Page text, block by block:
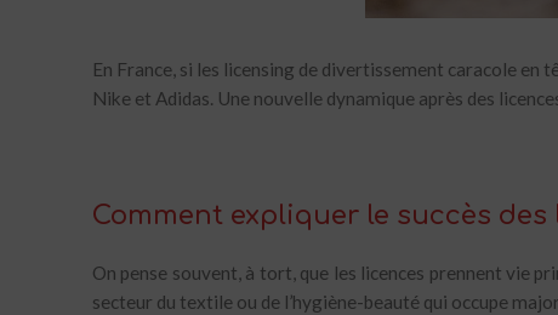
En France, si les licensing de divertissement caracole en
Nike et Adidas. Une nouvelle dynamique après des
Comment expliquer le succès
On pense souvent, à tort, que les licences prennent vie
secteur du textile ou de l’hygiène-beauté qui occupe